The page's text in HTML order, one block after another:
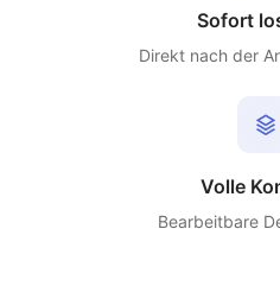
Sofort
Direkt nach der
Volle
Bearbeitbare